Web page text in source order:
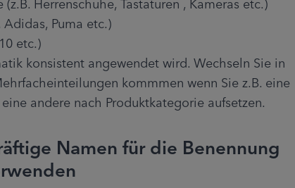
Puma etc.)
etc.)
konsistent angewendet wird. Wechseln Sie in
kommmen wenn Sie z.B. eine
andere nach Produktkategorie aufsetzen.
Namen für die Benennung